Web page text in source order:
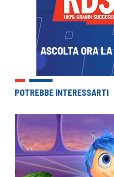
POTREBBE INTERESSARTI